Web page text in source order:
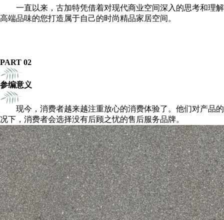
一直以来，古加特凭借着对现代商业空间深入的思考和理
高端品味的您打造属于自己的时尚精品家居空间。
PART 02
参编意义
现今，消费者越来越注重放心的消费体验了。他们对产品
况下，消费者会选择没有后顾之忧的售后服务品牌。